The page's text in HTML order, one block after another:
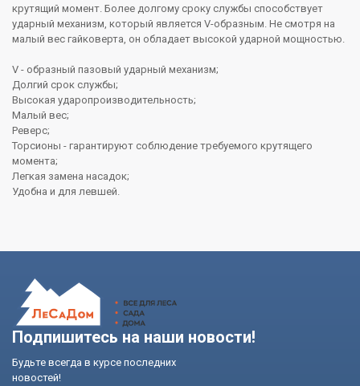
крутящий момент. Более долгому сроку службы способствует
ударный механизм, который является V-образным. Не смотря на
малый вес гайковерта, он обладает высокой ударной мощностью.
V - образный пазовый ударный механизм;
Долгий срок службы;
Высокая ударопроизводительность;
Малый вес;
Реверс;
Торсионы - гарантируют соблюдение требуемого крутящего
момента;
Легкая замена насадок;
Удобна и для левшей.
Подпишитесь на наши новости!
Будьте всегда в курсе последних
новостей!